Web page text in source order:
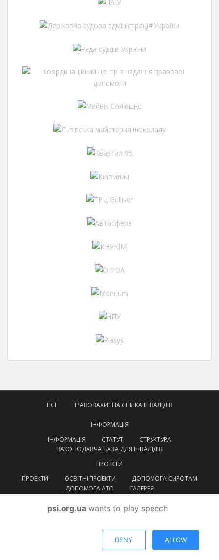
ПСІ ПРАВОЗАХИСНА СПІЛКА ІНВАЛІДІВ
ІНФОРМАЦІЯ
ІНФОРМАЦІЯ
СТАТУТ
СТРУКТУРА
ЗАКОНОДАВЧА БАЗА ДЛЯ ІНВАЛІДІВ
ПРОЕКТИ
ПРОЕКТИ
ОСВІТНІ ПРОЕКТИ
ДОПОМОГА СИРОТАМ
ДОПОМОГА АТО
ГАЛЕРЕЯ
Правозахисна спілка інвалідівТема від Colorlib. Працює на
WordPress
psi.org.ua wants to play speech
DENY ALLOW